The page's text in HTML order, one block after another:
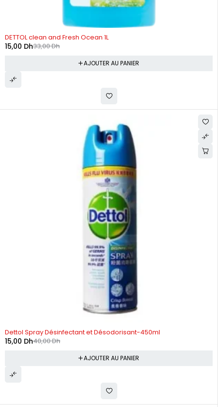
-55%
DETTOL clean and Fresh Ocean 1L
33,00Dh
15,00 Dh
AJOUTER AU PANIER
-62%
Dettol Spray Désinfectant et Désodorisant-450ml
40,00Dh
15,00 Dh
AJOUTER AU PANIER